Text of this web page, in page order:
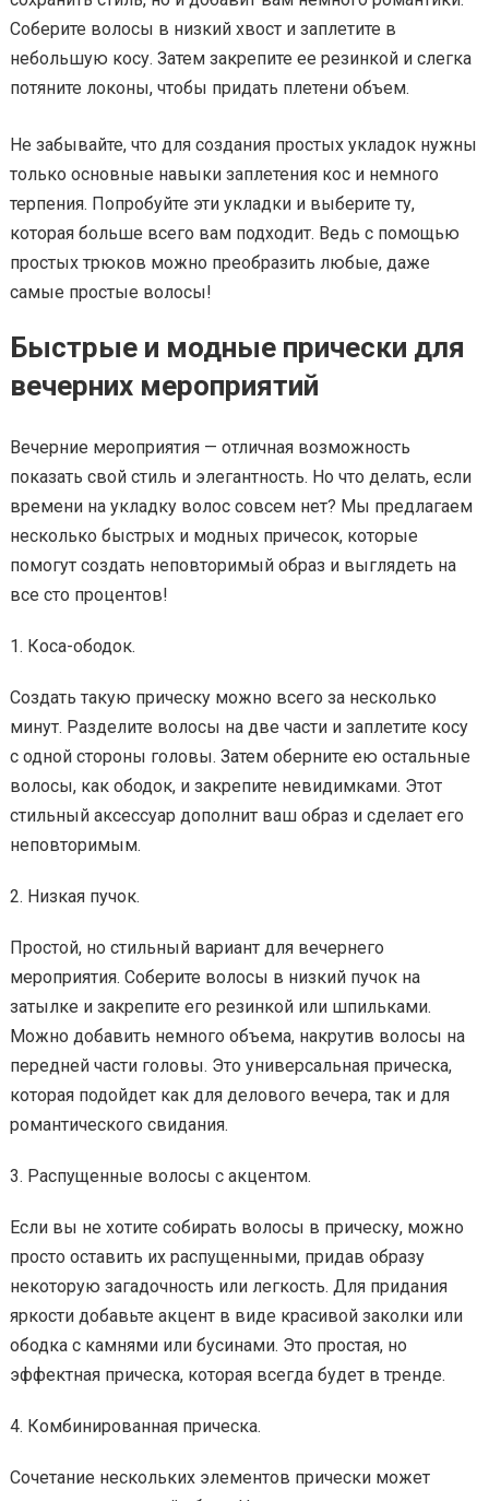
Соберите волосы в низкий хвост и заплетите в
небольшую косу. Затем закрепите ее резинкой и слегка
потяните локоны, чтобы придать плетени объем.
Не забывайте, что для создания простых укладок нужны
только основные навыки заплетения кос и немного
терпения. Попробуйте эти укладки и выберите ту,
которая больше всего вам подходит. Ведь с помощью
простых трюков можно преобразить любые, даже
самые простые волосы!
Быстрые и модные прически для
вечерних мероприятий
Вечерние мероприятия — отличная возможность
показать свой стиль и элегантность. Но что делать, если
времени на укладку волос совсем нет? Мы предлагаем
несколько быстрых и модных причесок, которые
помогут создать неповторимый образ и выглядеть на
все сто процентов!
1. Коса-ободок.
Создать такую прическу можно всего за несколько
минут. Разделите волосы на две части и заплетите косу
с одной стороны головы. Затем оберните ею остальные
волосы, как ободок, и закрепите невидимками. Этот
стильный аксессуар дополнит ваш образ и сделает его
неповторимым.
2. Низкая пучок.
Простой, но стильный вариант для вечернего
мероприятия. Соберите волосы в низкий пучок на
затылке и закрепите его резинкой или шпильками.
Можно добавить немного объема, накрутив волосы на
передней части головы. Это универсальная прическа,
которая подойдет как для делового вечера, так и для
романтического свидания.
3. Распущенные волосы с акцентом.
Если вы не хотите собирать волосы в прическу, можно
просто оставить их распущенными, придав образу
некоторую загадочность или легкость. Для придания
яркости добавьте акцент в виде красивой заколки или
ободка с камнями или бусинами. Это простая, но
эффектная прическа, которая всегда будет в тренде.
4. Комбинированная прическа.
Сочетание нескольких элементов прически может